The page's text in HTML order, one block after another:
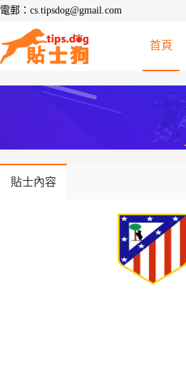
電郵：cs.tipsdog@gmail.com
首頁
貼士內容